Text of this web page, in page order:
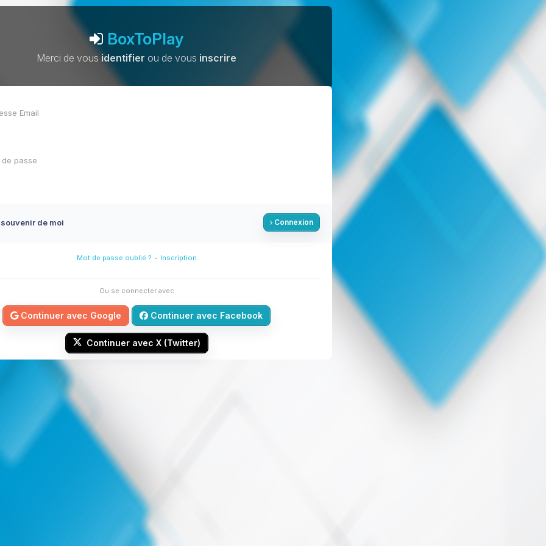
BoxToPlay
Merci de vousidentifier ou de vous inscrire
de moi Connexion
Mot de passe oublié ? - Inscription
Ou se connecter avec
Continuer avec Google Continuer avec Facebook
Continuer avec X (Twitter)